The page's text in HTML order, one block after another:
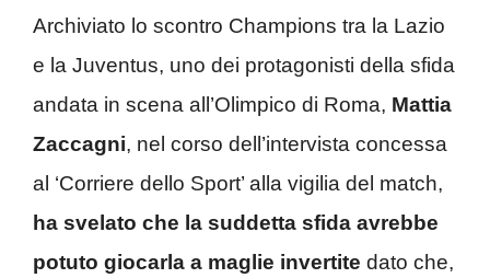
Archiviato lo scontro Champions tra la Lazio
e la Juventus, uno dei protagonisti della sfida
andata in scena all’Olimpico di Roma, Mattia
Zaccagni, nel corso dell’intervista concessa
al ‘Corriere dello Sport’ alla vigilia del match,
ha svelato che la suddetta sfida avrebbe
potuto giocarla a maglie invertite dato che,